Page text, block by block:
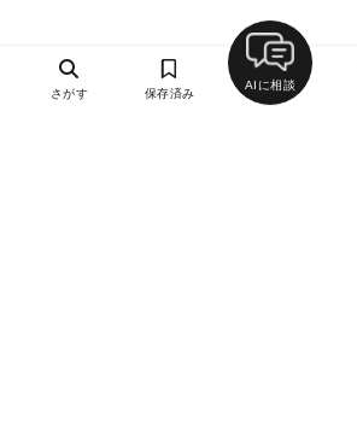
さがす 保存済み
AIに相談